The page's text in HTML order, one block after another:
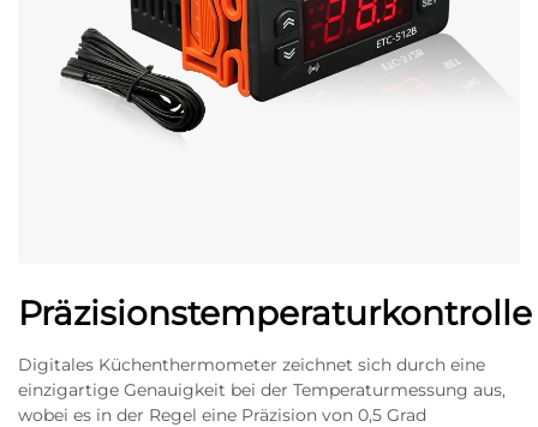
Präzisionstemperaturkontrolle
Digitales Küchenthermometer zeichnet sich durch eine
einzigartige Genauigkeit bei der Temperaturmessung aus,
wobei es in der Regel eine Präzision von 0,5 Grad